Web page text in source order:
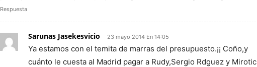
Respuesta
Sarunas Jasekesvicio 23 mayo 2014 En 14:05
Ya estamos con el temita de marras del presupuesto.¡¡ Coño,y
cuánto le cuesta al Madrid pagar a Rudy,Sergio Rdguez y Mirotic